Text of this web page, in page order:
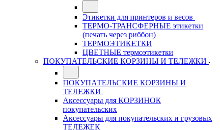
Этикетки для принтеров и весов
ТЕРМО-ТРАНСФЕРНЫЕ этикетки
(печать через риббон)
ТЕРМОЭТИКЕТКИ
ЦВЕТНЫЕ термоэтикетки
ПОКУПАТЕЛЬСКИЕ КОРЗИНЫ И ТЕЛЕЖКИ
ПОКУПАТЕЛЬСКИЕ КОРЗИНЫ И
ТЕЛЕЖКИ
Аксессуары для КОРЗИНОК
покупательских
Аксессуары для покупательских и грузовых
ТЕЛЕЖЕК